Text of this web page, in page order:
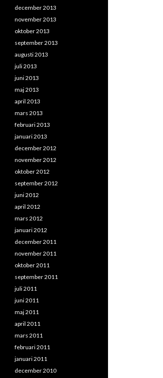
december 2013
november 2013
oktober 2013
september 2013
augusti 2013
juli 2013
juni 2013
maj 2013
april 2013
mars 2013
februari 2013
januari 2013
december 2012
november 2012
oktober 2012
september 2012
juni 2012
april 2012
mars 2012
januari 2012
december 2011
november 2011
oktober 2011
september 2011
juli 2011
juni 2011
maj 2011
april 2011
mars 2011
februari 2011
januari 2011
december 2010